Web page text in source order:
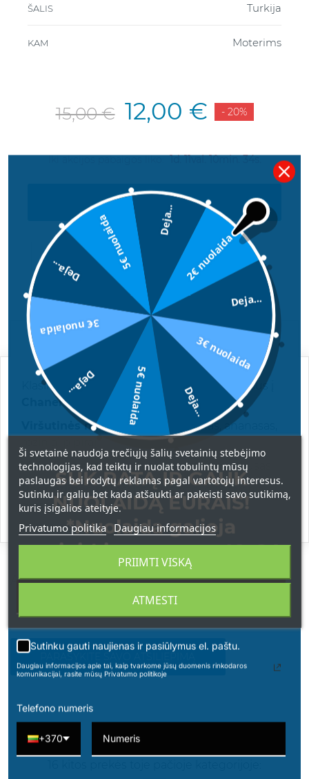
ŠALIS Turkija
KAM Moterims
15,00 € 12,00 € - 20%
Iki akcijos pabaigos liko:1d. 11val. 10min. 34s.
Į KREPŠELĮ
APRAŠYMAS
Klasikinis aromatas, kuris savo braižu panašus į
Chanel Chance kvepalus.
Viršutinės natos:
citrusai, greifrutas, ananasas,
Vidurinės natos:jazminas, baltasis muskusas
Pagrindinės natos:pačiulis, vanilė, vetiverija,
gintaras
ATSILIEPIMAI
Ši svetainė naudoja trečiųjų šalių svetainių stebėjimo
technologijas, kad teiktų ir nuolat tobulintų mūsų
paslaugas bei rodytų reklamas pagal vartotojų interesus.
Sutinku ir galiu bet kada atšaukti ar pakeisti savo sutikimą,
kuris įsigalios ateityje.
Privatumo politika Daugiau informacijos
ATMESTI
PRIIMTI VISKĄ
2€ nuolaida
Deja...
3€ nuolaida
Deja...
5€ nuolaida
Deja...
3€ nuolaida
Deja... 5€ nuolaida Deja...
SUK RATĄ IR GAUK
NUOLAIDĄ EURAIS!
*Nuolaida galioja
apsipirkimams nuo 49 € !
Sutinku gauti naujienas ir pasiūlymus el. paštu.
Daugiau informacijos apie tai, kaip tvarkome jūsų duomenis rinkodaros
komunikacijai, rasite mūsų Privatumo politikoje
Telefono numeris
+370